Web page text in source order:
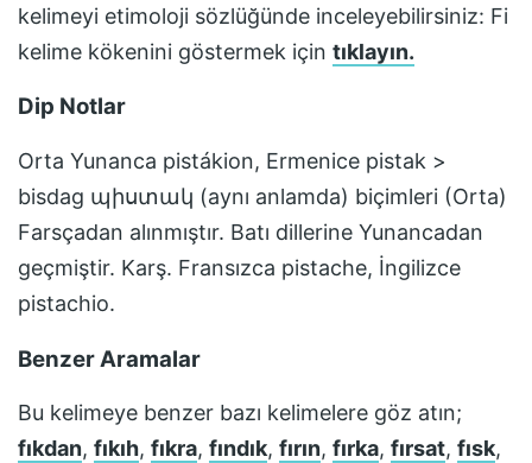
kelimeyi etimoloji sözlüğünde inceleyebilirsiniz: Fi
kelime kökenini göstermek için tıklayın.
Dip Notlar
Orta Yunanca pistákion, Ermenice pistak >
bisdag պիստակ (aynı anlamda) biçimleri (Orta)
Farsçadan alınmıştır. Batı dillerine Yunancadan
geçmiştir. Karş. Fransızca pistache, İngilizce
pistachio.
Benzer Aramalar
Bu kelimeye benzer bazı kelimelere göz atın;
fıkdan, fıkıh, fıkra, fındık, fırın, fırka, fırsat, fısk,